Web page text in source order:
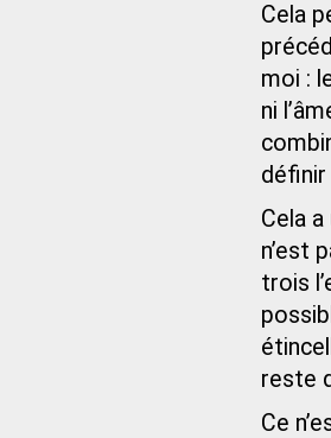
Cela
moi :
ni
définir
Cela
n’est
trois
reste
Ce